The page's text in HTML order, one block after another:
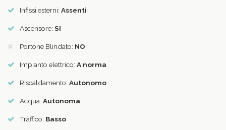
Infissi esterni: Assenti
Ascensore: SI
Portone Blindato: NO
Impianto elettrico: A norma
Riscaldamento: Autonomo
Acqua: Autonoma
Traffico: Basso